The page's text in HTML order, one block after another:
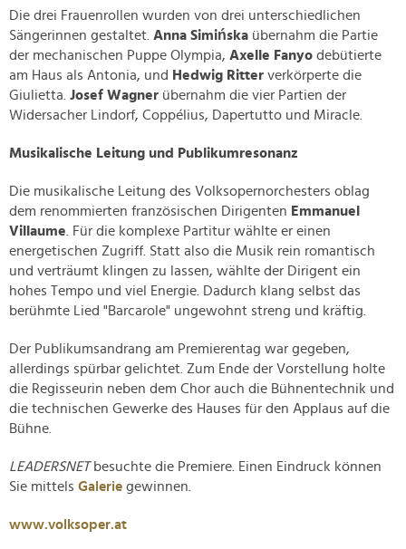
Die drei Frauenrollen wurden von drei unterschiedlichen
Sängerinnen gestaltet. Anna Simińska übernahm die Partie
der mechanischen Puppe Olympia, Axelle Fanyo debütierte
am Haus als Antonia, und Hedwig Ritter verkörperte die
Giulietta. Josef Wagner übernahm die vier Partien der
Widersacher Lindorf, Coppélius, Dapertutto und Miracle.
Musikalische Leitung und Publikumresonanz
Die musikalische Leitung des Volksopernorchesters oblag
dem renommierten französischen Dirigenten Emmanuel
Villaume . Für die komplexe Partitur wählte er einen
energetischen Zugriff. Statt also die Musik rein romantisch
und verträumt klingen zu lassen, wählte der Dirigent ein
hohes Tempo und viel Energie. Dadurch klang selbst das
berühmte Lied "Barcarole" ungewohnt streng und kräftig.
Der Publikumsandrang am Premierentag war gegeben,
allerdings spürbar gelichtet. Zum Ende der Vorstellung holte
die Regisseurin neben dem Chor auch die Bühnentechnik und
die technischen Gewerke des Hauses für den Applaus auf die
Bühne.
LEADERSNETbesuchte die Premiere. Einen Eindruck können
Sie mittels Galerie gewinnen.
www.volksoper.at